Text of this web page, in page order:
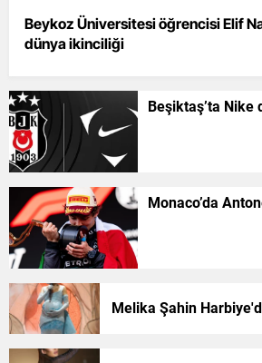
Beykoz Üniversitesi öğrencisi Elif
dünya ikinciliği
Beşiktaş’ta Nike
Monaco’da
Melika Şahin